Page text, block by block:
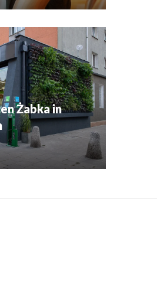
Żabka in